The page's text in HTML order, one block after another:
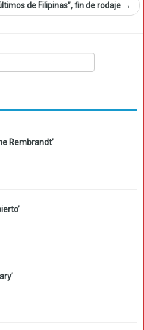
de Filipinas”, fin de rodaje →
Rembrandt’